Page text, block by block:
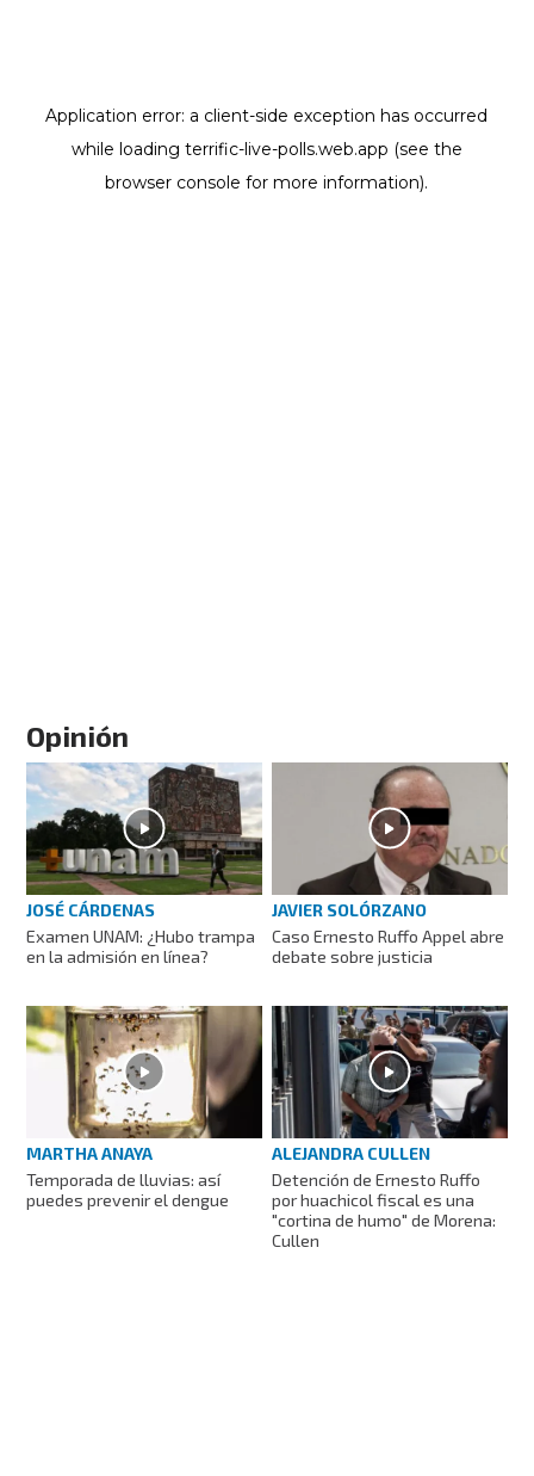
Opinión
JOSÉ CÁRDENAS
Examen UNAM: ¿Hubo trampa
en la admisión en línea?
JAVIER SOLÓRZANO
Caso Ernesto Ruffo Appel abre
debate sobre justicia
MARTHA ANAYA
Temporada de lluvias: así
puedes prevenir el dengue
ALEJANDRA CULLEN
Detención de Ernesto Ruffo
por huachicol fiscal es una
"cortina de humo" de Morena:
Cullen